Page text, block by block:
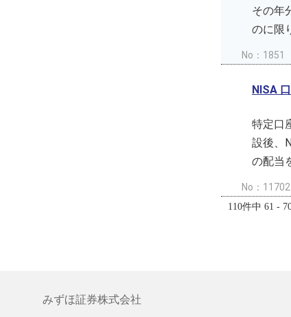
その年
のに限
No：1851
NISA
特定口
設後、
の配当
No：11702
110件中 61 -
みずほ証券株式会社